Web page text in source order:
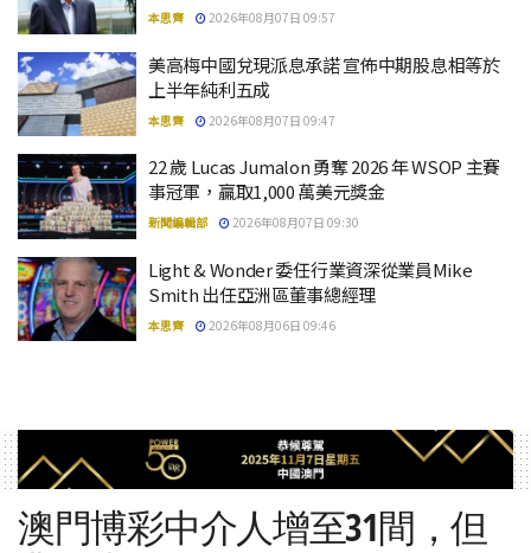
本思齊 2026年08月07日 09:57
美高梅中國兌現派息承諾 宣佈中期股息相等於
上半年純利五成
本思齊 2026年08月07日 09:47
22 歲 Lucas Jumalon 勇奪 2026 年 WSOP 主賽
事冠軍，贏取1,000 萬美元獎金
新聞編輯部 2026年08月07日 09:30
Light & Wonder 委任行業資深從業員Mike
Smith 出任亞洲區董事總經理
本思齊 2026年08月06日 09:46
澳門博彩中介人增至31間，但